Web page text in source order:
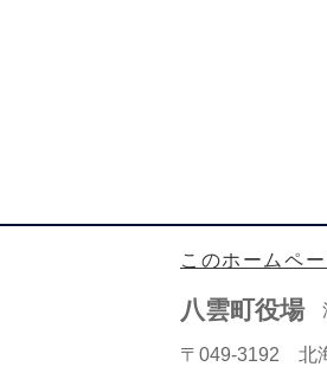
このホームペ
八雲町役場
〒049-3192 北